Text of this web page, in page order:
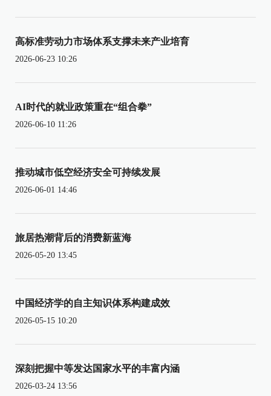
高标准劳动力市场体系支撑未来产业培育
2026-06-23 10:26
AI时代的就业政策重在“组合拳”
2026-06-10 11:26
推动城市低空经济安全可持续发展
2026-06-01 14:46
旅居热潮背后的消费新蓝海
2026-05-20 13:45
中国经济学的自主知识体系构建成效
2026-05-15 10:20
深刻把握中等发达国家水平的丰富内涵
2026-03-24 13:56